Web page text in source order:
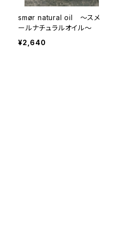
smør natural oil 〜スメ
ールナチュラルオイル〜
¥2,640